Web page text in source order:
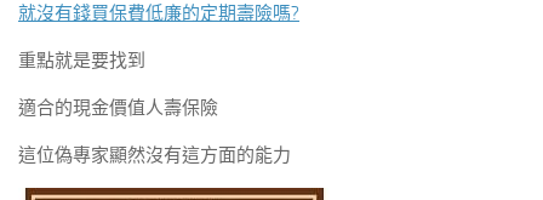
就沒有錢買保費低廉的定期壽險嗎?
重點就是要找到
適合的現金價值人壽保險
這位偽專家顯然沒有這方面的能力